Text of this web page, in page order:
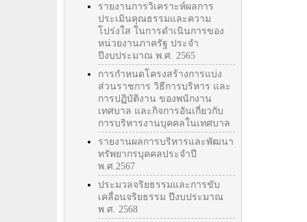
รายงานการวิเคราะห์ผลการ
ประเมินคุณธรรมและความ
โปร่งใส ในการดำเนินการของ
หน่วยงานภาครัฐ ประจำ
ปีงบประมาณ พ.ศ. 2565
การกำหนดโครงสร้างการแบ่ง
ส่วนราชการ วิธีการบริหาร และ
การปฏิบัติงาน ของพนักงาน
เทศบาล และกิจการอันเกี่ยวกับ
การบริหารงานบุคคลในเทศบาล
รายงานผลการบริหารและพัฒนา
ทรัพยากรบุคคลประจำปี
พ.ศ.2567
ประมวลจริยธรรมและการขับ
เคลื่อนจริยธรรม ปีงบประมาณ
พ.ศ. 2568